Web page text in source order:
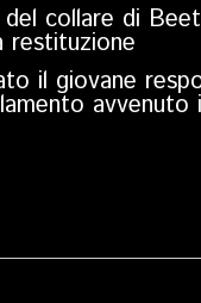
collare di
restituzione
il giovane